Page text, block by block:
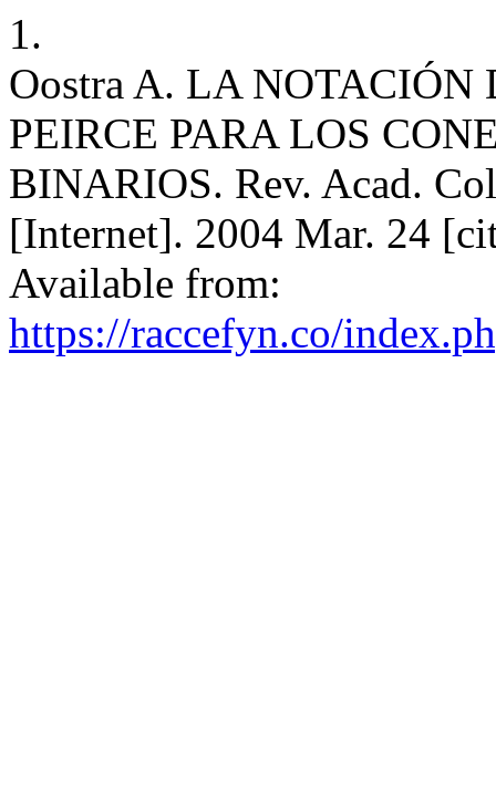
1.
Oostra A. LA
PEIRCE PARA LOS
BINARIOS. Rev. Acad.
[Internet]. 2004 Mar. 24
Available from:
https://raccefyn.co/